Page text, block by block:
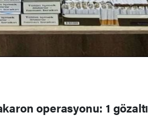
operasyonu: 1 gözaltı